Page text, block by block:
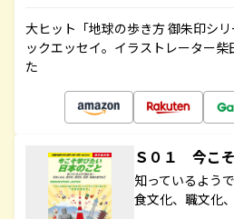
大ヒット「地球の歩き方 御朱印シ
ックエッセイ。イラストレーター
た
Ｓ０１ 今こ
知っているよう
食文化、職文化